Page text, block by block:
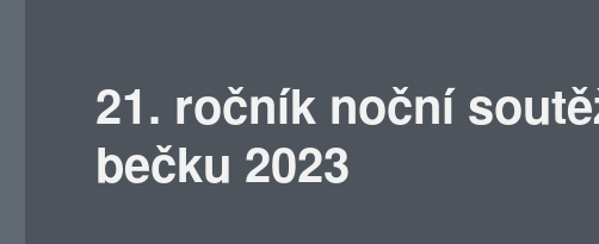
21. ročník noční
bečku 2023